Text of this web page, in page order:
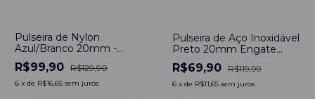
Pulseira de Nylon
Azul/Branco 20mm -
Fivela Dourado
R$99,90 R$129,90
6 x de R$16,65 sem juros
Pulseira de Aço Inoxidável
Preto 20mm Engate
rápido
R$69,90 R$119,99
6 x de R$11,65 sem juros